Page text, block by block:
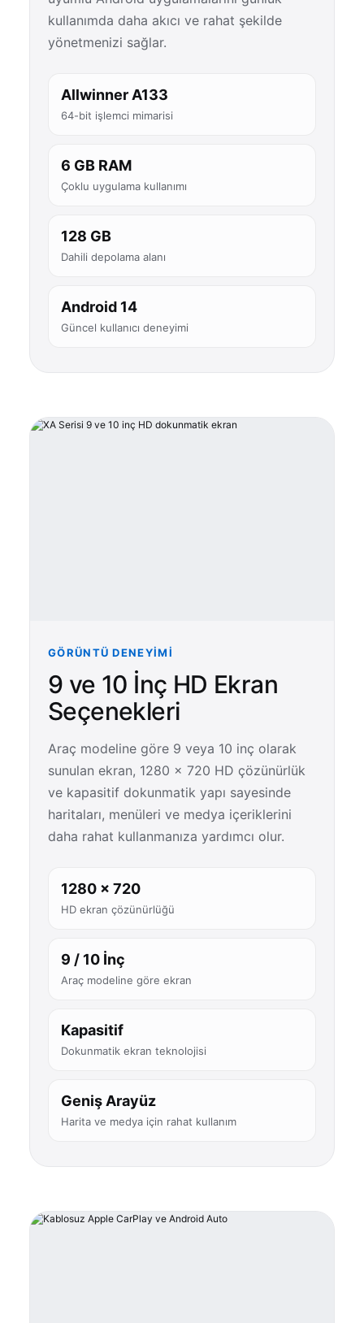
kullanımda daha akıcı ve rahat şekilde
yönetmenizi sağlar.
Allwinner A133
64-bit işlemci mimarisi
6 GB RAM
Çoklu uygulama kullanımı
128 GB
Dahili depolama alanı
Android 14
Güncel kullanıcı deneyimi
GÖRÜNTÜ DENEYIMI
9 ve 10 İnç HD Ekran
Seçenekleri
Araç modeline göre 9 veya 10 inç olarak
sunulan ekran, 1280 × 720 HD çözünürlük
ve kapasitif dokunmatik yapı sayesinde
haritaları, menüleri ve medya içeriklerini
daha rahat kullanmanıza yardımcı olur.
1280 × 720
HD ekran çözünürlüğü
9 / 10 İnç
Araç modeline göre ekran
Kapasitif
Dokunmatik ekran teknolojisi
Geniş Arayüz
Harita ve medya için rahat kullanım